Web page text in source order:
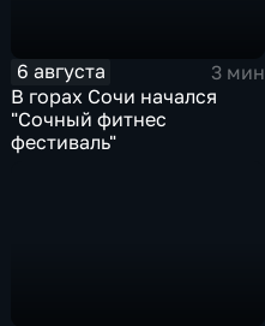
6 августа
3 мин
В горах Сочи начался
"Сочный фитнес
фестиваль"